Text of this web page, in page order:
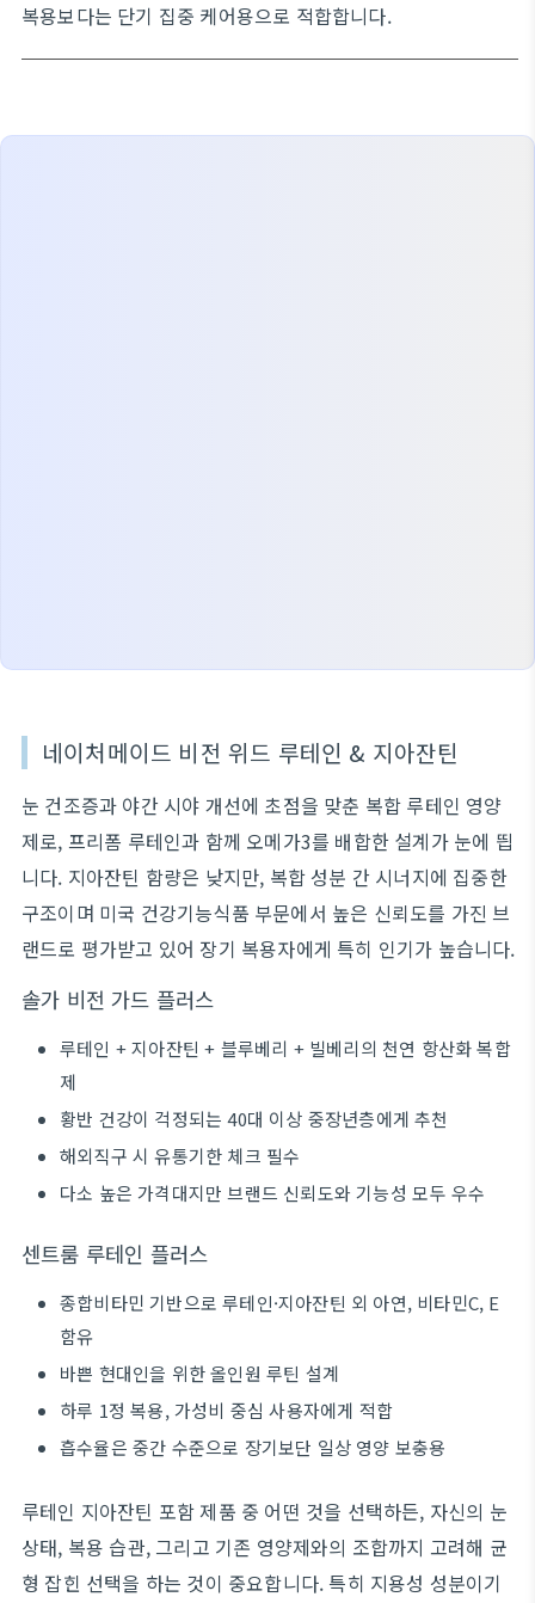
복용보다는 단기 집중 케어용으로 적합합니다.
네이처메이드 비전 위드 루테인 & 지아잔틴
눈 건조증과 야간 시야 개선에 초점을 맞춘 복합 루테인 영양
제로, 프리폼 루테인과 함께 오메가3를 배합한 설계가 눈에 띕
니다. 지아잔틴 함량은 낮지만, 복합 성분 간 시너지에 집중한
구조이며 미국 건강기능식품 부문에서 높은 신뢰도를 가진 브
랜드로 평가받고 있어 장기 복용자에게 특히 인기가 높습니다.
솔가 비전 가드 플러스
루테인 + 지아잔틴 + 블루베리 + 빌베리의 천연 항산화 복합
제
황반 건강이 걱정되는 40대 이상 중장년층에게 추천
해외직구 시 유통기한 체크 필수
다소 높은 가격대지만 브랜드 신뢰도와 기능성 모두 우수
센트룸 루테인 플러스
종합비타민 기반으로 루테인·지아잔틴 외 아연, 비타민C, E
함유
바쁜 현대인을 위한 올인원 루틴 설계
하루 1정 복용, 가성비 중심 사용자에게 적합
흡수율은 중간 수준으로 장기보단 일상 영양 보충용
루테인 지아잔틴 포함 제품 중 어떤 것을 선택하든, 자신의 눈
상태, 복용 습관, 그리고 기존 영양제와의 조합까지 고려해 균
형 잡힌 선택을 하는 것이 중요합니다. 특히 지용성 성분이기